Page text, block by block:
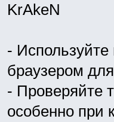
KrAkeN
-
браузером
- Проверяйте
особенно при